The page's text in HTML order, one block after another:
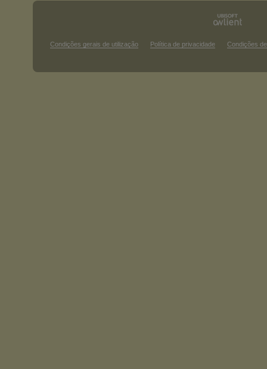
Condições gerais de utilização Política de privacidade Condições